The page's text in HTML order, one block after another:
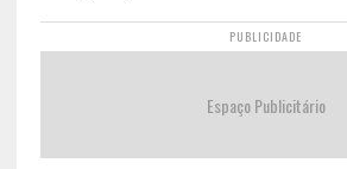
PUBLICIDADE
Espaço Publicitário